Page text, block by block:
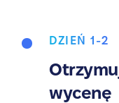
DZIEŃ 1-2
wycenę